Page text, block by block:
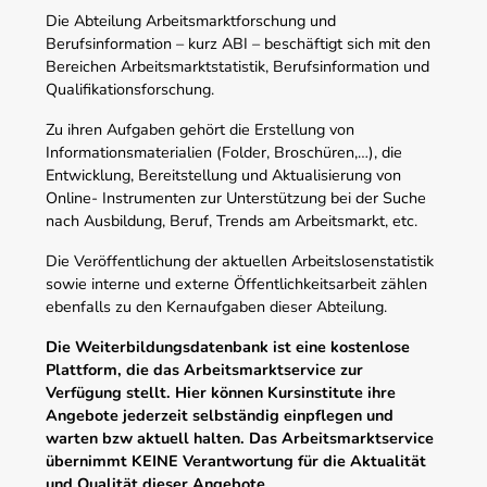
Die Abteilung Arbeitsmarktforschung und
Berufsinformation – kurz ABI – beschäftigt sich mit den
Bereichen Arbeitsmarktstatistik, Berufsinformation und
Qualifikationsforschung.
Zu ihren Aufgaben gehört die Erstellung von
Informationsmaterialien (Folder, Broschüren,…), die
Entwicklung, Bereitstellung und Aktualisierung von
Online- Instrumenten zur Unterstützung bei der Suche
nach Ausbildung, Beruf, Trends am Arbeitsmarkt, etc.
Die Veröffentlichung der aktuellen Arbeitslosenstatistik
sowie interne und externe Öffentlichkeitsarbeit zählen
ebenfalls zu den Kernaufgaben dieser Abteilung.
Die Weiterbildungsdatenbank ist eine kostenlose
Plattform, die das Arbeitsmarktservice zur
Verfügung stellt. Hier können Kursinstitute ihre
Angebote jederzeit selbständig einpflegen und
warten bzw aktuell halten. Das Arbeitsmarktservice
übernimmt KEINE Verantwortung für die Aktualität